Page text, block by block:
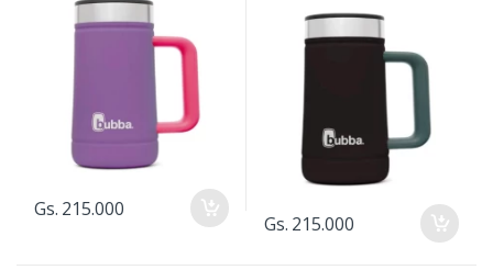
Gs. 215.000
Gs. 215.000